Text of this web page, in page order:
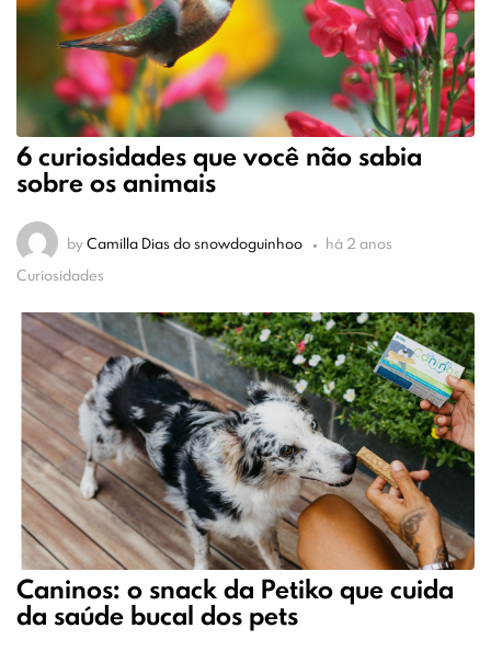
6 curiosidades que você não sabia
sobre os animais
byCamilla Dias do snowdoguinhoo
há 2 anos
Curiosidades
Caninos: o snack da Petiko que cuida
da saúde bucal dos pets